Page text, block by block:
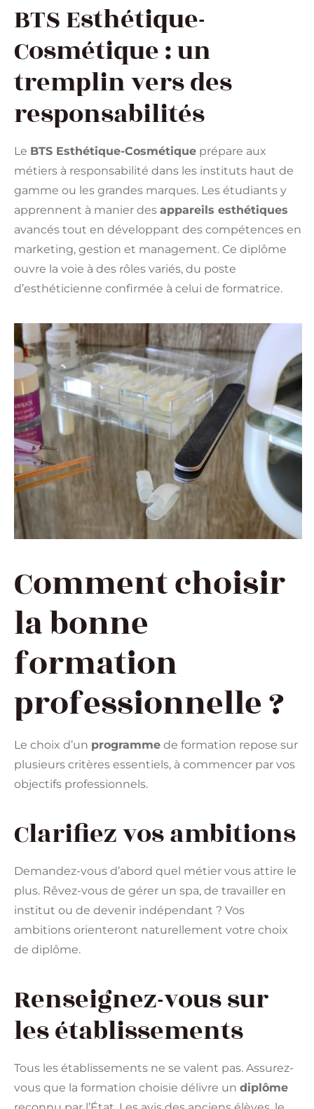
BTS Esthétique-
Cosmétique : un
tremplin vers des
responsabilités
Le BTS Esthétique-Cosmétique prépare aux
métiers à responsabilité dans les instituts haut de
gamme ou les grandes marques. Les étudiants y
apprennent à manier des appareils esthétiques
avancés tout en développant des compétences en
marketing, gestion et management. Ce diplôme
ouvre la voie à des rôles variés, du poste
d’esthéticienne confirmée à celui de formatrice.
Comment choisir
la bonne
formation
professionnelle ?
Le choix d’un programme de formation repose sur
plusieurs critères essentiels, à commencer par vos
objectifs professionnels.
Clarifiez vos ambitions
Demandez-vous d’abord quel métier vous attire le
plus. Rêvez-vous de gérer un spa, de travailler en
institut ou de devenir indépendant ? Vos
ambitions orienteront naturellement votre choix
de diplôme.
Renseignez-vous sur
les établissements
Tous les établissements ne se valent pas. Assurez-
vous que la formation choisie délivre un diplôme